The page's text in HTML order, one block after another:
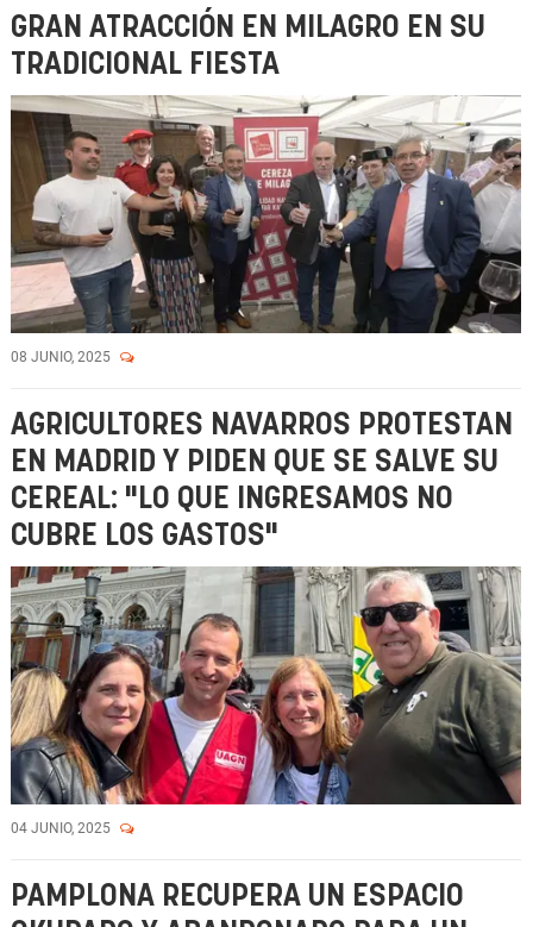
GRAN ATRACCIÓN EN MILAGRO EN SU
TRADICIONAL FIESTA
08 JUNIO, 2025
AGRICULTORES NAVARROS PROTESTAN
EN MADRID Y PIDEN QUE SE SALVE SU
CEREAL: "LO QUE INGRESAMOS NO
CUBRE LOS GASTOS"
04 JUNIO, 2025
PAMPLONA RECUPERA UN ESPACIO